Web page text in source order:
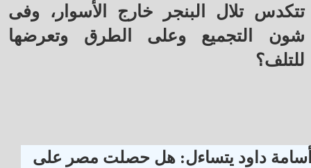
تتكدس تلال البنجر خارج الأسوار، وفى
شون التجميع وعلى الطرق وتعرضها
للتلف؟
داود يتساءل: هل حصلت مصر على